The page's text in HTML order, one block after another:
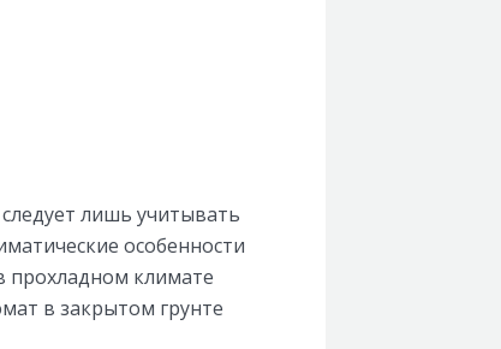
лишь учитывать
особенности
прохладном климате
в закрытом грунте